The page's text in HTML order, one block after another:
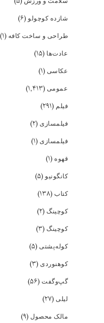
شازده کوچولو(۶)
طراحی و ساخت کافه (۱)
عادت‌ها (۱۵)
عکاسی (۱)
عمومی (۱,۴۱۳)
فیلم (۲۹۱)
فیلمسازی (۲)
فیلمسازی (۱)
قهوه (۱)
کانگونیو(۵)
کتاب (۱۳۸)
کوچینگ (۲)
کوچینگ (۳)
کوله‌پشتی (۵)
کوهنوردی (۳)
گپ‌و‌گفت (۵۶)
لیلی (۲۷)
مالک محصول (۹)